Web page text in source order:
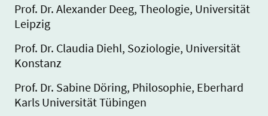
Prof. Dr. Alexander Deeg, Theologie, Universität
Leipzig
Prof. Dr. Claudia Diehl, Soziologie, Universität
Konstanz
Prof. Dr. Sabine Döring, Philosophie, Eberhard
Karls Universität Tübingen